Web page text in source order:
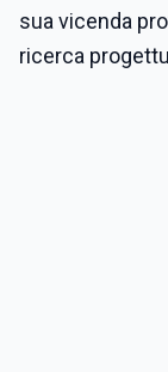
sua vicenda
ricerca